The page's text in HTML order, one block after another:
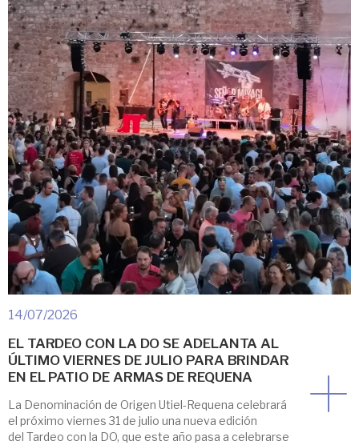
14/07/2026
EL TARDEO CON LA DO SE ADELANTA AL
ÚLTIMO VIERNES DE JULIO PARA BRINDAR
EN EL PATIO DE ARMAS DE REQUENA
La Denominación de Origen Utiel-Requena celebrará
el próximo viernes 31 de julio una nueva edición
del Tardeo con la DO, que este año pasa a celebrarse